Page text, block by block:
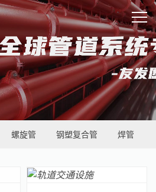
螺旋管 钢塑复合管 焊管